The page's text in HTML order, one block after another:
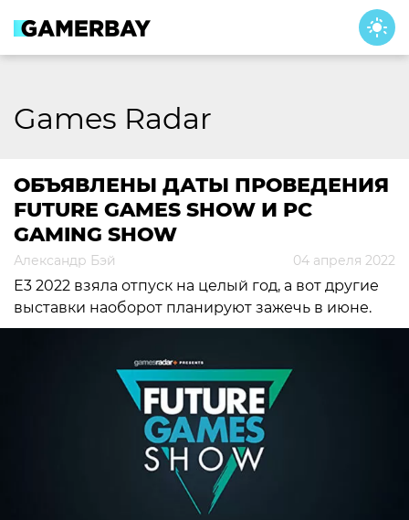
content
Games Radar
ОБЪЯВЛЕНЫ ДАТЫ ПРОВЕДЕНИЯ
FUTURE GAMES SHOW И PC
GAMING SHOW
Александр Бэй 04 апреля 2022
E3 2022 взяла отпуск на целый год, а вот другие
выставки наоборот планируют зажечь в июне.